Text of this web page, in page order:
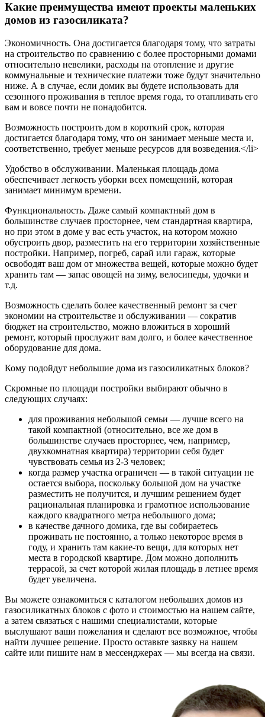
Какие преимущества имеют проекты маленьких
домов из газосиликата?
Экономичность. Она достигается благодаря тому, что затраты
на строительство по сравнению с более просторными домами
относительно невелики, расходы на отопление и другие
коммунальные и технические платежи тоже будут значительно
ниже. А в случае, если домик вы будете использовать для
сезонного проживания в теплое время года, то отапливать его
вам и вовсе почти не понадобится.
Возможность построить дом в короткий срок, которая
достигается благодаря тому, что он занимает меньше места и,
соответственно, требует меньше ресурсов для возведения.</li>
Удобство в обслуживании. Маленькая площадь дома
обеспечивает легкость уборки всех помещений, которая
занимает минимум времени.
Функциональность. Даже самый компактный дом в
большинстве случаев просторнее, чем стандартная квартира,
но при этом в доме у вас есть участок, на котором можно
обустроить двор, разместить на его территории хозяйственные
постройки. Например, погреб, сарай или гараж, которые
освободят ваш дом от множества вещей, которые можно будет
хранить там — запас овощей на зиму, велосипеды, удочки и
т.д.
Возможность сделать более качественный ремонт за счет
экономии на строительстве и обслуживании — сократив
бюджет на строительство, можно вложиться в хороший
ремонт, который прослужит вам долго, и более качественное
оборудование для дома.
Кому подойдут небольшие дома из газосиликатных блоков?
Скромные по площади постройки выбирают обычно в
следующих случаях:
для проживания небольшой семьи — лучше всего на
такой компактной (относительно, все же дом в
большинстве случаев просторнее, чем, например,
двухкомнатная квартира) территории себя будет
чувствовать семья из 2-3 человек;
когда размер участка ограничен — в такой ситуации не
остается выбора, поскольку большой дом на участке
разместить не получится, и лучшим решением будет
рациональная планировка и грамотное использование
каждого квадратного метра небольшого дома;
в качестве дачного домика, где вы собираетесь
проживать не постоянно, а только некоторое время в
году, и хранить там какие-то вещи, для которых нет
места в городской квартире. Дом можно дополнить
террасой, за счет которой жилая площадь в летнее время
будет увеличена.
Вы можете ознакомиться с каталогом небольших домов из
газосиликатных блоков с фото и стоимостью на нашем сайте,
а затем связаться с нашими специалистами, которые
выслушают ваши пожелания и сделают все возможное, чтобы
найти лучшее решение. Просто оставьте заявку на нашем
сайте или пишите нам в мессенджерах — мы всегда на связи.